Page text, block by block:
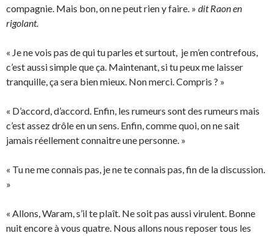
compagnie. Mais bon, on ne peut rien y faire. » dit Raon en
rigolant.
« Je ne vois pas de qui tu parles et surtout, je m’en contrefous,
c’est aussi simple que ça. Maintenant, si tu peux me laisser
tranquille, ça sera bien mieux. Non merci. Compris ? »
« D’accord, d’accord. Enfin, les rumeurs sont des rumeurs mais
c’est assez drôle en un sens. Enfin, comme quoi, on ne sait
jamais réellement connaitre une personne. »
« Tu ne me connais pas, je ne te connais pas, fin de la discussion.
»
« Allons, Waram, s’il te plaît. Ne soit pas aussi virulent. Bonne
nuit encore à vous quatre. Nous allons nous reposer tous les